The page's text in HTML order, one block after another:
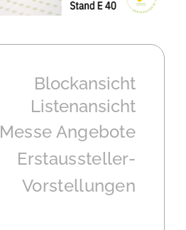
Blockansicht
Listenansicht
Messe Angebote
Erstaussteller-
Vorstellungen